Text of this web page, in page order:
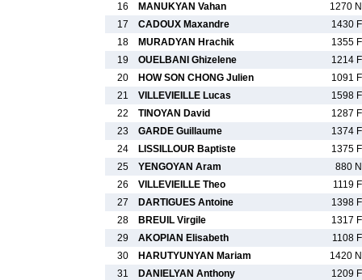
16
MANUKYAN Vahan
1270 N
17
CADOUX Maxandre
1430 F
18
MURADYAN Hrachik
1355 F
19
OUELBANI Ghizelene
1214 F
20
HOW SON CHONG Julien
1091 F
21
VILLEVIEILLE Lucas
1598 F
22
TINOYAN David
1287 F
23
GARDE Guillaume
1374 F
24
LISSILLOUR Baptiste
1375 F
25
YENGOYAN Aram
880 N
26
VILLEVIEILLE Theo
1119 F
27
DARTIGUES Antoine
1398 F
28
BREUIL Virgile
1317 F
29
AKOPIAN Elisabeth
1108 F
30
HARUTYUNYAN Mariam
1420 N
31
DANIELYAN Anthony
1209 F